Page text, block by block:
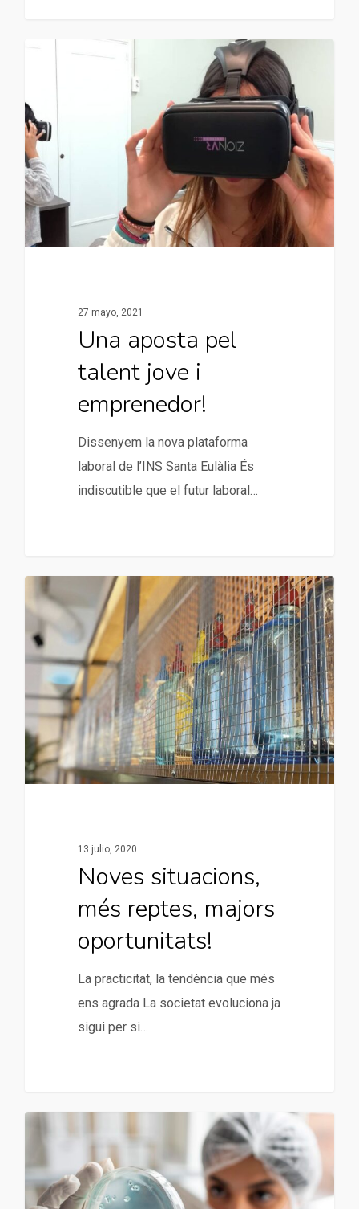
27 mayo, 2021
Una aposta pel
talent jove i
emprenedor!
Dissenyem la nova plataforma
laboral de l’INS Santa Eulàlia És
indiscutible que el futur laboral…
13 julio, 2020
Noves situacions,
més reptes, majors
oportunitats!
La practicitat, la tendència que més
ens agrada La societat evoluciona ja
sigui per si…